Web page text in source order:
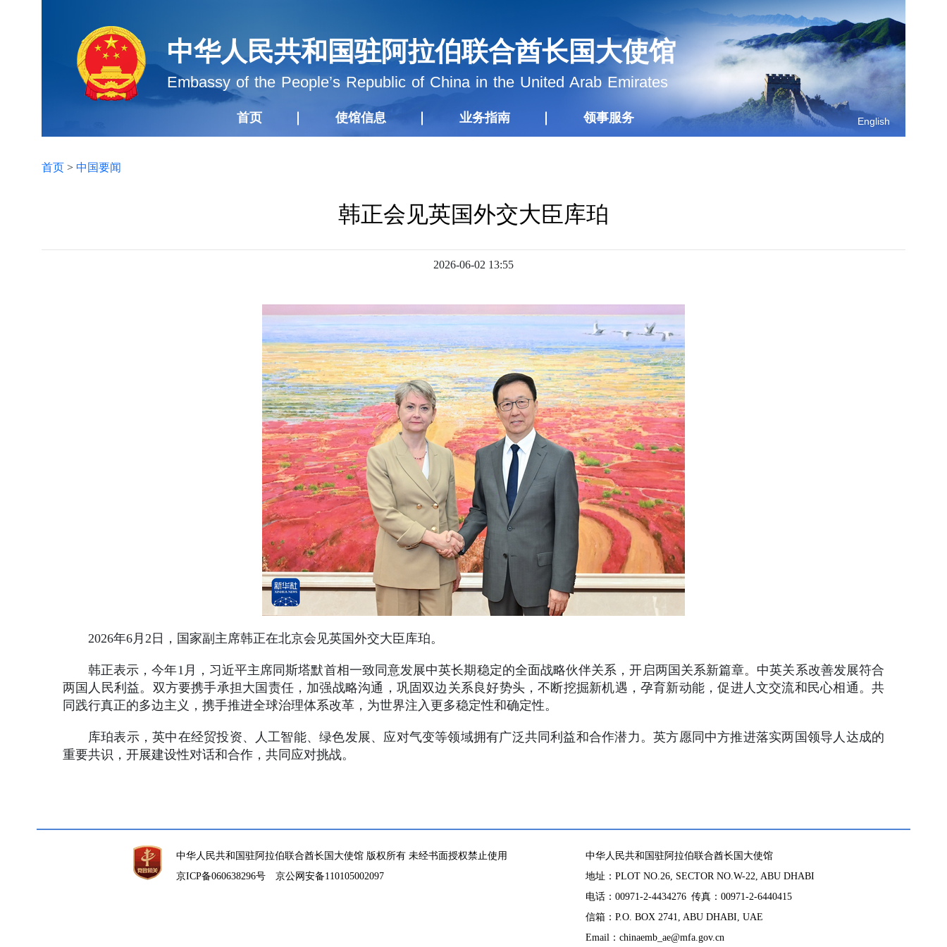
中华人民共和国驻阿拉伯联合酋长国大使馆
Embassy of the People’s Republic of China in the United Arab Emirates
首页 使馆信息 业务指南 领事服务 English
首页 > 中国要闻
韩正会见英国外交大臣库珀
2026-06-02 13:55
2026年6月2日，国家副主席韩正在北京会见英国外交大臣库珀。
韩正表示，今年1月，习近平主席同斯塔默首相一致同意发展中英长期稳定的全面战略伙伴关系，开启两国关系新篇章。中英关系改善发展符合
两国人民利益。双方要携手承担大国责任，加强战略沟通，巩固双边关系良好势头，不断挖掘新机遇，孕育新动能，促进人文交流和民心相通。共
同践行真正的多边主义，携手推进全球治理体系改革，为世界注入更多稳定性和确定性。
库珀表示，英中在经贸投资、人工智能、绿色发展、应对气变等领域拥有广泛共同利益和合作潜力。英方愿同中方推进落实两国领导人达成的
重要共识，开展建设性对话和合作，共同应对挑战。
中华人民共和国驻阿拉伯联合酋长国大使馆 版权所有 未经书面授权禁止使用
京ICP备060638296号
京公网安备110105002097
中华人民共和国驻阿拉伯联合酋长国大使馆
地址：PLOT NO.26, SECTOR NO.W-22, ABU DHABI
电话：00971-2-4434276 传真：00971-2-6440415
信箱：P.O. BOX 2741, ABU DHABI, UAE
Email：chinaemb_ae@mfa.gov.cn